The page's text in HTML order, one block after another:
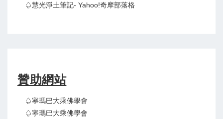
♤慧光淨土筆記- Yahoo!奇摩部落格
贊助網站
♤寧瑪巴大乘佛學會
♤寧瑪巴大乘佛學會